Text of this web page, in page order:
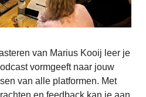
van Marius Kooij leer je
vormgeeft naar jouw
van alle platformen. Met
en feedback kan je aan